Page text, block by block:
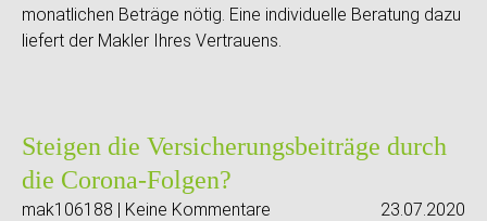
monatlichen Beträge nötig. Eine individuelle Beratung dazu
liefert der Makler Ihres Vertrauens.
Steigen die Versicherungsbeiträge durch
die Corona-Folgen?
mak106188 | Keine Kommentare 23.07.2020